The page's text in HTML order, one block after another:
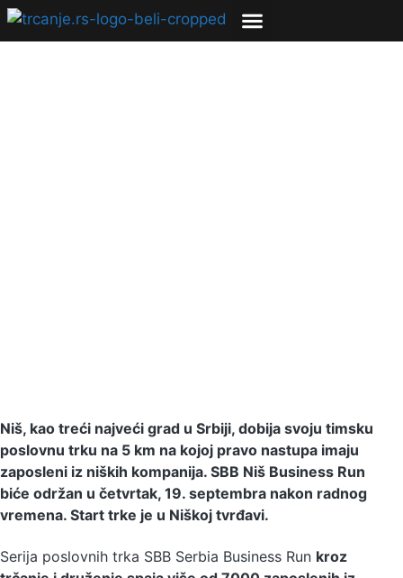
Niš, kao treći najveći grad u Srbiji, dobija svoju timsku
poslovnu trku na 5 km na kojoj pravo nastupa imaju
zaposleni iz niških kompanija. SBB Niš Business Run
biće održan u četvrtak, 19. septembra nakon radnog
vremena. Start trke je u Niškoj tvrđavi.
Serija poslovnih trka SBB Serbia Business Run kroz